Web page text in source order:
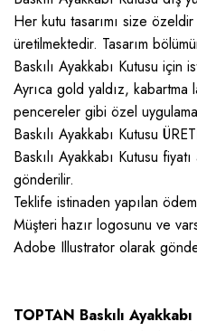
Her kutu tasarımı size
üretilmektedir. Tasarım
Baskılı Ayakkabı Kutusu için
Ayrıca gold yaldız,
pencereler gibi özel
Baskılı Ayakkabı Kutusu
Baskılı Ayakkabı Kutusu
gönderilir.
Teklife istinaden yapılan
Müşteri hazır logosunu ve
Adobe Illustrator olarak
TOPTAN Baskılı